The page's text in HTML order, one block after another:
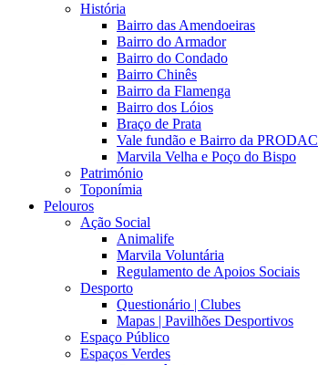
História
Bairro das Amendoeiras
Bairro do Armador
Bairro do Condado
Bairro Chinês
Bairro da Flamenga
Bairro dos Lóios
Braço de Prata
Vale fundão e Bairro da PRODAC
Marvila Velha e Poço do Bispo
Património
Toponímia
Pelouros
Ação Social
Animalife
Marvila Voluntária
Regulamento de Apoios Sociais
Desporto
Questionário | Clubes
Mapas | Pavilhões Desportivos
Espaço Público
Espaços Verdes